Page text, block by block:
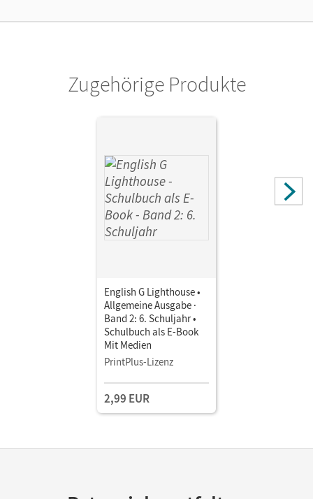
Zugehörige Produkte
English G Lighthouse •
Allgemeine Ausgabe ·
Band 2: 6. Schuljahr •
Schulbuch als E-Book
Mit Medien
PrintPlus-Lizenz
2,99 EUR